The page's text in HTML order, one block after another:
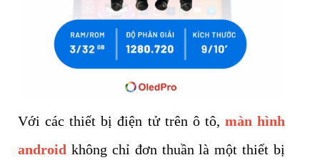
Với các thiết bị điện tử trên ô tô, màn hình
android không chỉ đơn thuần là một thiết bị